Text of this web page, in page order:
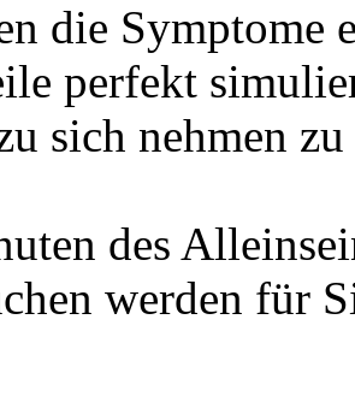
die Symptome
perfekt
sich nehmen zu
des
werden für